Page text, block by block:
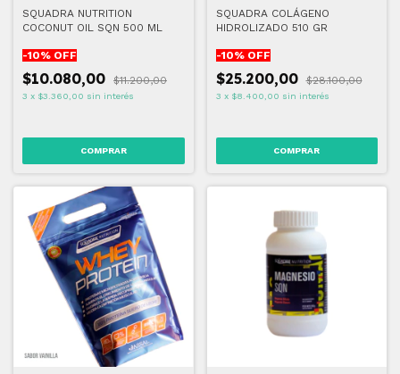
SQUADRA NUTRITION
COCONUT OIL SQN 500 ML
-10% OFF
$10.080,00 $11.200,00
3 x $3.360,00 sin interés
SQUADRA COLÁGENO
HIDROLIZADO 510 GR
-10% OFF
$25.200,00 $28.100,00
3 x $8.400,00 sin interés
COMPRAR